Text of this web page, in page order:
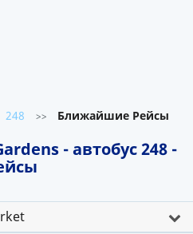
248 >> Ближайшие Рейсы
- автобус 248 -